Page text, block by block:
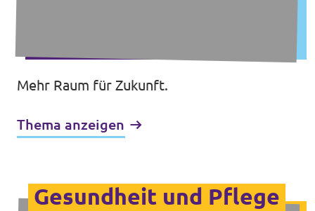
Mehr Raum für Zukunft.
Thema anzeigen
Gesundheit und Pflege